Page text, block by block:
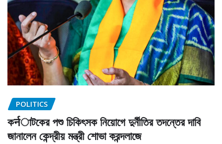
POLITICS
কर्नাটকের পশু চিকিৎসক নিয়োগে দুর্নীতির তদন্তের দাবি
জানালেন কেন্দ্রীয় মন্ত্রী শোভা করন্দলাজে